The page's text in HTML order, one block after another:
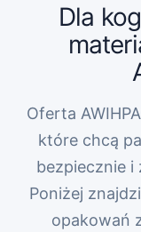
Dla
Oferta
które chcą
bezpiecznie i
Poniżej
opakowań